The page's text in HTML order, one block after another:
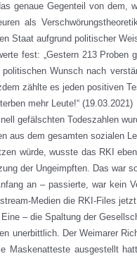
genaue Gegenteil von
als
Staat aufgrund politischer
fest: „Gestern 213
Wunsch nach
zählte es jeden positiven
mehr Leute!“ (19.03.2021)
gefälschten Todeszahlen
aus dem gesamten sozialen
würde, wusste das RKI
der Ungeimpften. Das war
an – passierte, war kein
Medien die RKI-Files
– die Spaltung der
unerbittlich. Der Weimarer
ausgestellt